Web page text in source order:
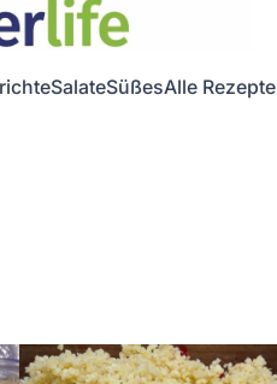
SalateSüßesAlle Rezepte